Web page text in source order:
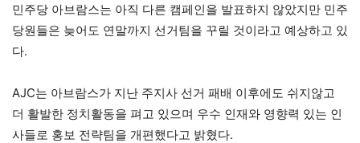
민주당 아브람스는 아직 다른 캠페인을 발표하지 않았지만 민주
당원들은 늦어도 연말까지 선거팀을 꾸릴 것이라고 예상하고 있
다.
AJC는 아브람스가 지난 주지사 선거 패배 이후에도 쉬지않고
더 활발한 정치활동을 펴고 있으며 우수 인재와 영향력 있는 인
사들로 홍보 전략팀을 개편했다고 밝혔다.